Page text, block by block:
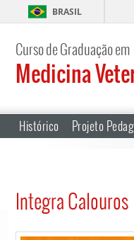
BRASIL
Curso de Graduação em
Medicina
Histórico Projeto
Integra Calouros